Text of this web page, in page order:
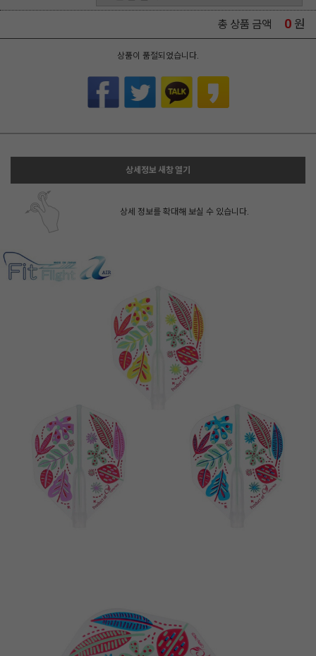
총 상품 금액 0 원
상품이 품절되었습니다.
상세정보 새창 열기
상세 정보를 확대해 보실 수 있습니다.